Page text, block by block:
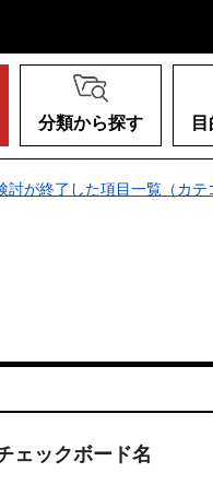
分類から探す
討が終了した項目一覧（カテ
ェックボード名